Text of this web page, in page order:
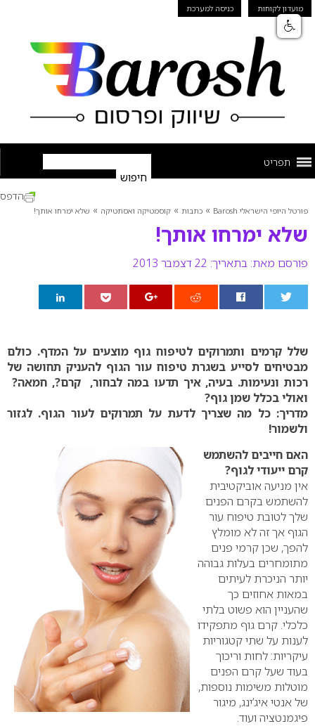
מועדון לקוחות כניסה למערכת
תפריט
פורטל היופי הישראלי Barosh » כתבות » קוסמטיקה ואסתטיקה » שלא ימרחו אותך!
שלא ימרחו אותך!
פורסם מאת: בתאריך: 22 דצמבר 2013
הדפס
שלל קרמים ותמרוקים לטיפוח גוף מוצעים על המדף. כולם
מבטיחים לסייע בשגרת טיפוח עור הגוף להעניק תחושה של
רכות ונעימות. בעיה, איך תדעו במה לבחור, קרם?, חמאה?
ואולי בכלל שמן גוף?
מדריך: כל מה שצריך לדעת על תמרוקים לעור הגוף. לגזור
ולשמור!
האם חייבים להשתמש
קרם ייעודי לגוף?
אין מניעה אוביקטיבית
להשתמש בקרם הפנים
שלך לטובת טיפוח עור
הגוף אך זה לא מומלץ
להפך, שכן קרמי פנים
מתומחרים בעלות גבוהה
יותר הניכרת לעיתים
במאות אחוזים כך
שהעניין הוא פשוט בלתי
כלכלי. קרם גוף מתפקידו
לענות על שתי קטגוריות
עיקריות: לחות וריכוך
בעוד שעל קרם הפנים
מוטלות משימות נוספות,
של אנטי איג’ינג, מיגור
פיגמנטציה ועוד.